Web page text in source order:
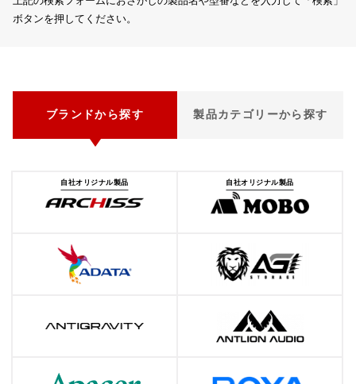
ボタンを押してください。
ブランドから探す 製品カテゴリーから探す
自社オリジナル製品 自社オリジナル製品